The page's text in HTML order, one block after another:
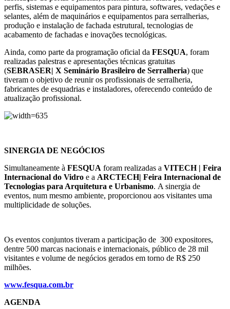
perfis, sistemas e equipamentos para pintura, softwares, vedações e
selantes, além de maquinários e equipamentos para serralherias,
produção e instalação de fachada estrutural, tecnologias de
acabamento de fachadas e inovações tecnológicas.
Ainda, como parte da programação oficial da FESQUA, foram
realizadas palestras e apresentações técnicas gratuitas
(SEBRASER| X Seminário Brasileiro de Serralheria) que
tiveram o objetivo de reunir os profissionais de serralheria,
fabricantes de esquadrias e instaladores, oferecendo conteúdo de
atualização profissional.
SINERGIA DE NEGÓCIOS
Simultaneamente à FESQUA foram realizadas a VITECH | Feira
Internacional do Vidro e a ARCTECH| Feira Internacional de
Tecnologias para Arquitetura e Urbanismo. A sinergia de
eventos, num mesmo ambiente, proporcionou aos visitantes uma
multiplicidade de soluções.
Os eventos conjuntos tiveram a participação de 300 expositores,
dentre 500 marcas nacionais e internacionais, público de 28 mil
visitantes e volume de negócios gerados em torno de R$ 250
milhões.
www.fesqua.com.br
AGENDA